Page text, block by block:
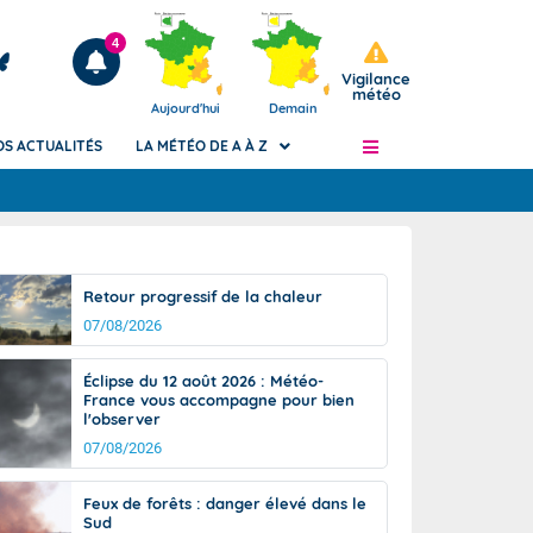
Articles
4
Aujourd'hui Demain
Vigilance
météo
de
Phénomènes dangereux de J+2 à J+7
Avertissement pluies intenses à l'échelle
des communes (Apic)
Bulletins Marine
Bulletins d'estimation du risque
d'avalanche
Météo des forêts
Vigicrues
ACTUALITÉS LA MÉTÉO DE A À Z
Retour progressif de la chaleur
07/08/2026
Éclipse du 12 août 2026 : Météo-
France vous accompagne pour bien
l'observer
07/08/2026
Feux de forêts : danger élevé dans le
Sud